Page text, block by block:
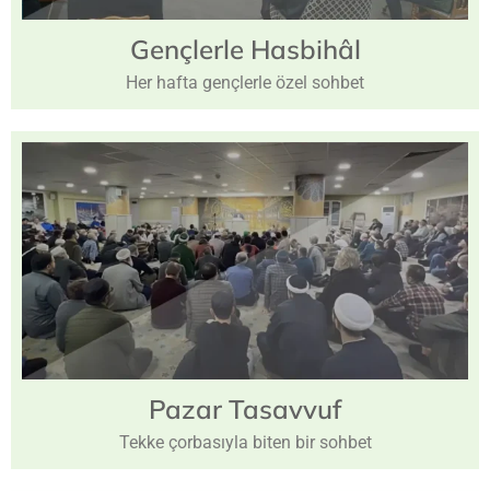
Gençlerle Hasbihâl
Her hafta gençlerle özel sohbet
Pazar Tasavvuf
Tekke çorbasıyla biten bir sohbet